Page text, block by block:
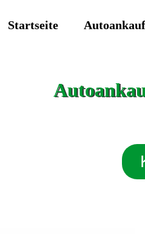
Startseite Autoankauf